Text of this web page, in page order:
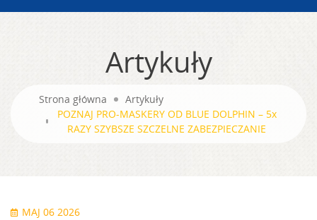
Artykuły
Strona główna
Artykuły
POZNAJ PRO-MASKERY OD BLUE DOLPHIN – 5x
RAZY SZYBSZE SZCZELNE ZABEZPIECZANIE
MAJ 06 2026